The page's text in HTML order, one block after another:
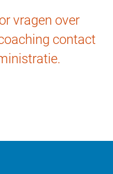
vragen over
contact